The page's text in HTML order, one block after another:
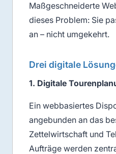
Maßgeschneiderte
dieses Problem: Sie
an – nicht umgekehrt.
Drei digitale
1. Digitale
Ein webbasiertes
angebunden an das
Zettelwirtschaft und
Aufträge werden